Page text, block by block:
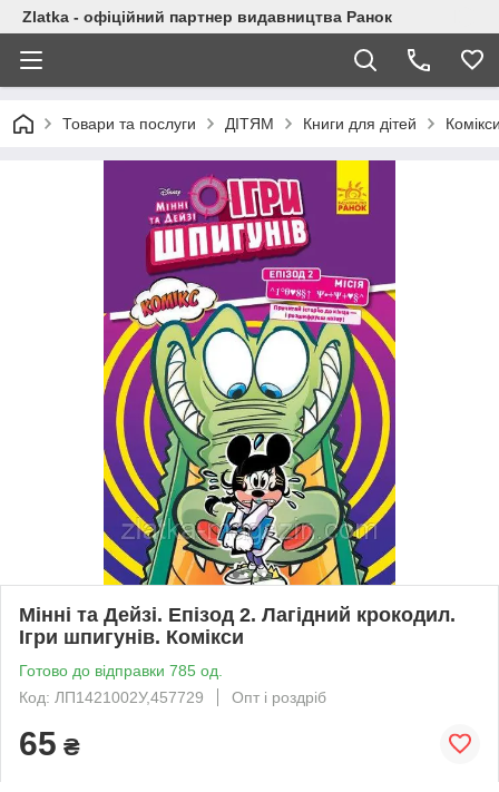
Zlatka - офіційний партнер видавництва Ранок
Товари та послуги ДІТЯМ Книги для дітей
Мінні та Дейзі. Епізод 2. Лагідний крокодил.
Ігри шпигунів. Комікси
Готово до відправки 785 од.
Код: ЛП1421002У,457729
Опт і роздріб
65 ₴